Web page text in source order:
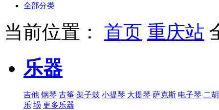
全部分类
当前位置： 首页 重庆站
乐器
吉他 钢琴 古筝 架子鼓 小提琴 大提琴 萨克斯 电子琴 二胡
乐 埙 更多乐器